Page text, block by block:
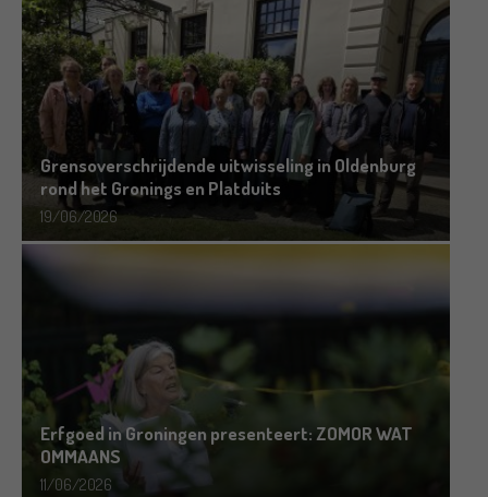
Grensoverschrijdende uitwisseling in Oldenburg
rond het Gronings en Platduits
19/06/2026
Erfgoed in Groningen presenteert: ZOMOR WAT
OMMAANS
11/06/2026